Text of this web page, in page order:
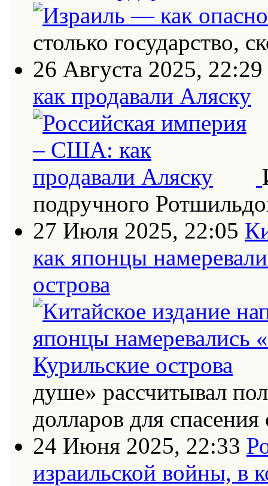
столько государство,
26 Августа 2025, 22:29
как продавали Аляску
подручного
27 Июля 2025, 22:05
как японцы
острова
душе» рассчитывал
долларов для спасения
24 Июня 2025, 22:33
израильской войны, в